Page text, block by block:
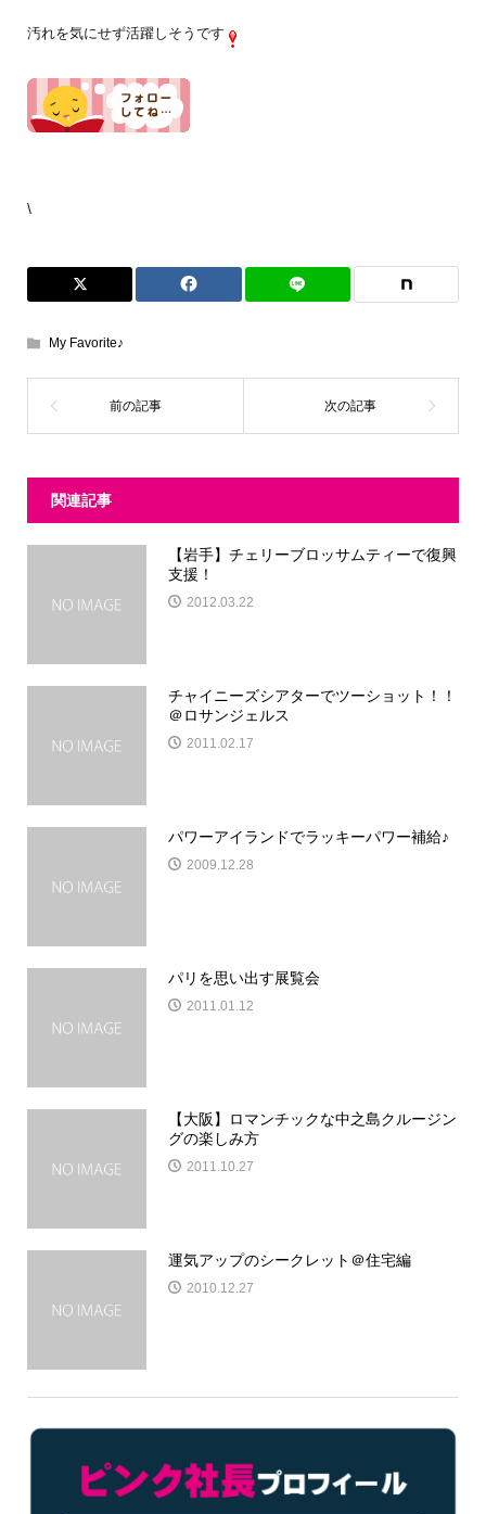
汚れを気にせず活躍しそうです
\
My Favorite♪
関連記事
【岩手】チェリーブロッサムティーで復興
支援！
2012.03.22
チャイニーズシアターでツーショット！！
＠ロサンジェルス
2011.02.17
パワーアイランドでラッキーパワー補給♪
2009.12.28
パリを思い出す展覧会
2011.01.12
【大阪】ロマンチックな中之島クルージン
グの楽しみ方
2011.10.27
運気アップのシークレット＠住宅編
2010.12.27